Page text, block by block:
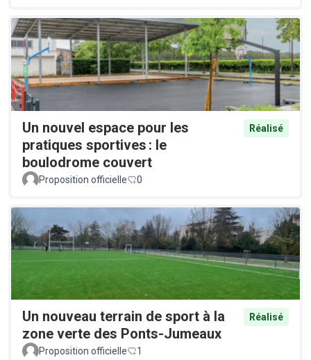
Un nouvel espace pour les
pratiques sportives : le
boulodrome couvert
Réalisé
Proposition officielle 0
Un nouveau terrain de sport à la
zone verte des Ponts-Jumeaux
Réalisé
Proposition officielle 1